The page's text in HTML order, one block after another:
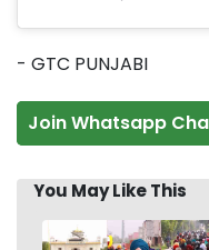
- GTC PUNJABI
Join Whatsapp
You May Like This